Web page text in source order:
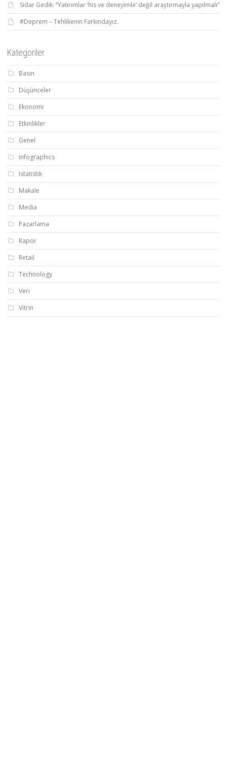
Sidar Gedik: “Yatırımlar ‘his ve deneyimle’ değil araştırmayla yapılmalı”
#Deprem – Tehlikenin Farkındayız.
Kategoriler
Basın
Düşünceler
Ekonomi
Etkinlikler
Genel
infographics
Istatistik
Makale
Media
Pazarlama
Rapor
Retail
Technology
Veri
Vitrin